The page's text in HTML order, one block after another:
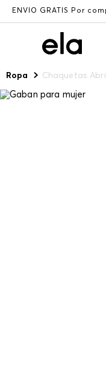
ENVÍO GRATIS Por
Ropa Chaquetas